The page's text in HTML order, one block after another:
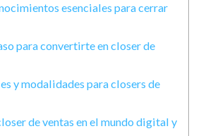
esenciales para cerrar
para convertirte en closer de
y modalidades para closers de
de ventas en el mundo digital y